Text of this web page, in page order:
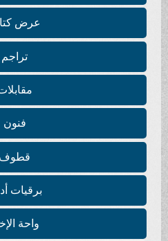
عرض كتاب
تراجم
مقابلات
فنون
قطوف
برقيات أدبية
واحة الإخاء